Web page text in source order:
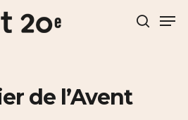
or ESC to close
de l’Avent